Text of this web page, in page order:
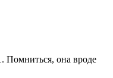
Помниться, она вроде